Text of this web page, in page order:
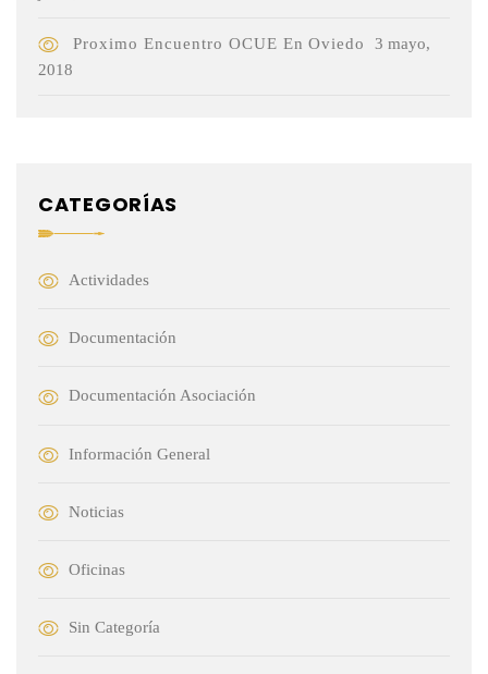
Proximo Encuentro OCUE En Oviedo
3 mayo,
2018
CATEGORÍAS
Actividades
Documentación
Documentación Asociación
Información General
Noticias
Oficinas
Sin Categoría